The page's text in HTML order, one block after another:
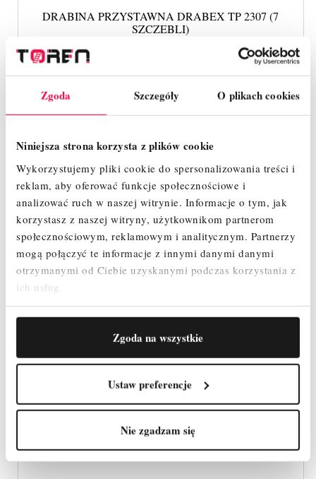
Zgoda Szczegóły O plikach cookies
Niniejsza strona korzysta z plików cookie
Wykorzystujemy pliki cookie do spersonalizowania treści i
reklam, aby oferować funkcje społecznościowe i
analizować ruch w naszej witrynie. Informacje o tym, jak
korzystasz z naszej witryny, użytkownikom partnerom
społecznościowym, reklamowym i analitycznym. Partnerzy
mogą połączyć te informacje z innymi danymi danymi
otrzymanymi od Ciebie uzyskanymi podczas korzystania z
ich usług.
Zgoda na wszystkie
Ustaw preferencje
Nie zgadzam się
DRABINA PRZYSTAWNA DRABEX TP 2307 (7
SZCZEBLI)
Cena
SZYBKI PODGLĄD